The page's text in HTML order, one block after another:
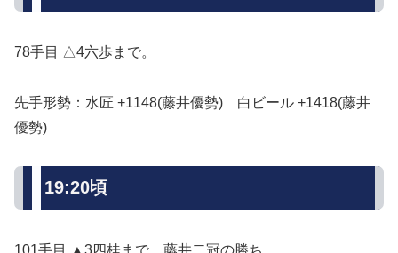
78手目 △4六歩まで。
先手形勢：水匠 +1148(藤井優勢) 白ビール +1418(藤井
優勢)
19:20頃
101手目 ▲3四桂まで、藤井二冠の勝ち。